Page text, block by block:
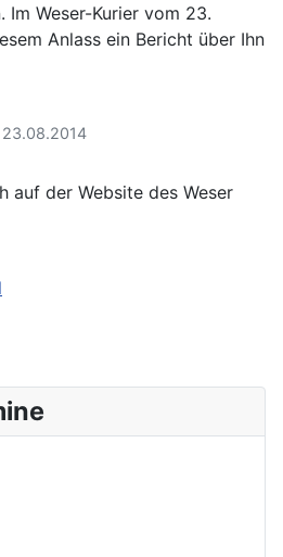
Im Weser-Kurier vom 23.
Anlass ein Bericht über Ihn
23.08.2014
auf der Website des Weser
beim D-Cup 2018